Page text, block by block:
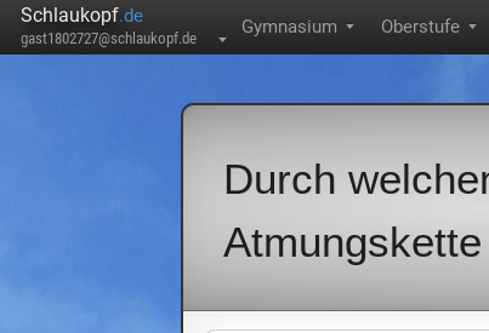
Schlaukopf.de
gast1802727@schlaukopf.de ▼
Gymnasium ▼ Oberstufe ▼
Durch